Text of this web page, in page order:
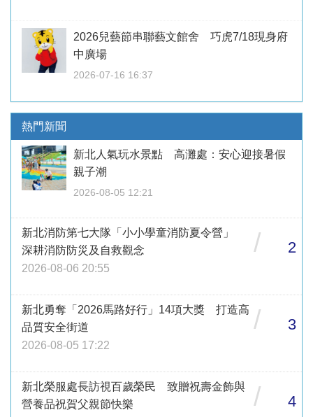
2026兒藝節串聯藝文館舍 巧虎7/18現身府
中廣場
2026-07-16 16:37
熱門新聞
新北人氣玩水景點 高灘處：安心迎接暑假
親子潮
2026-08-05 12:21
新北消防第七大隊「小小學童消防夏令營」
深耕消防防災及自救觀念
2026-08-06 20:55
/ 2
新北勇奪「2026馬路好行」14項大獎 打造高
品質安全街道
2026-08-05 17:22
/ 3
新北榮服處長訪視百歲榮民 致贈祝壽金飾與
營養品祝賀父親節快樂
/ 4